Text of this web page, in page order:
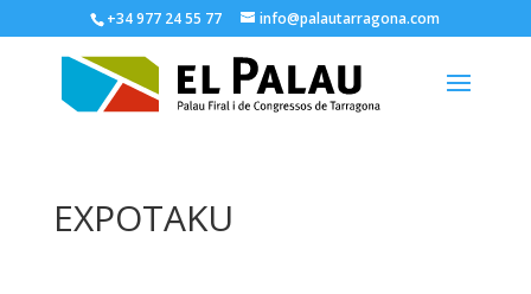
+34 977 24 55 77 info@palautarragona.com
EXPOTAKU